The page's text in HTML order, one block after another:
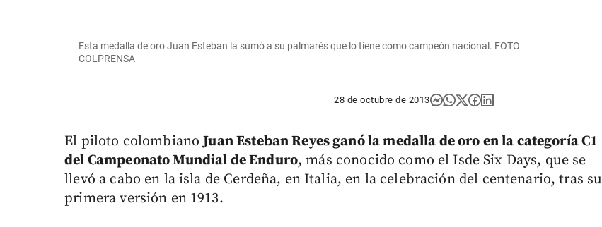
Esta medalla de oro Juan Esteban la sumó a su palmarés que lo tiene como campeón nacional. FOTO
COLPRENSA
28 de octubre de 2013
El piloto colombianoJuan Esteban Reyes ganó la medalla de oro en la categoría C1
del Campeonato Mundial de Enduro, más conocido como el Isde Six Days, que se
llevó a cabo en la isla de Cerdeña, en Italia, en la celebración del centenario, tras su
primera versión en 1913.